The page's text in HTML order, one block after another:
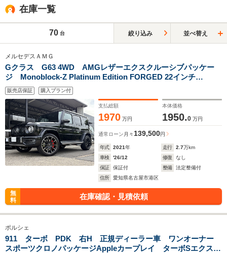
在庫一覧
70 台 絞り込み 並べ替え
メルセデスＡＭＧ
Gクラス G63 4WD AMGレザーエクスクルーシブパッケー
ジ Monoblock-Z Platinum Edition FORGED 22インチ
BRABUSホイール シートヒーター ベンチレーション 電子
制御ディファレンシャルロック 取扱説明書 保証書 スペア
キー
販売店保証 購入プラン付
支払総額
1970 万円
本体価格
1950.0 万円
通常ローン 月々 139,500円
年式 2021年 走行 2.7万km
車検
'26/12 修復
なし
保証
保証付 整備
法定整備付
住所
愛知県名古屋市港区
無
料
在庫確認・見積依頼
ポルシェ
911 ターボ PDK 右H 正規ディーラー車 ワンオーナー
スポーツクロノパッケージAppleカープレイ ターボSエクスク